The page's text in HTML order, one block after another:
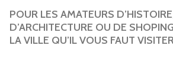
POUR LES AMATEURS
D’ARCHITECTURE OU DE
LA VILLE QU’IL VOUS FAUT